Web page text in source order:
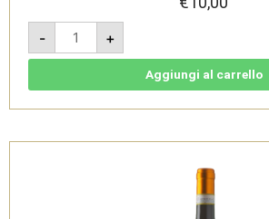
-
Baby
Barbera
d'Asti
DOCG
Famiglia
+
Aggiungi al carrello